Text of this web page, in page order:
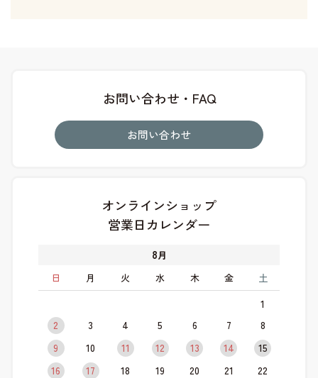
お問い合わせ・FAQ
お問い合わせ
オンラインショップ
営業日カレンダー
8月
日
月 火 水 木 金 土
1
2
3 4 5 6 7
8
9
10 11 12 13 14
15
16
17 18 19 20 21
22